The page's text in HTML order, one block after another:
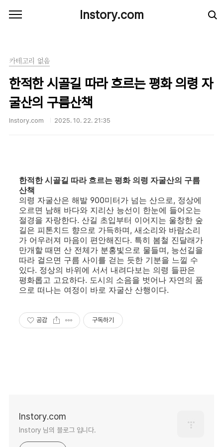
lnstory.com
카테고리 없음
한적한 시골길 따라 흐르는 평화 의령 자
굴산의 구름산책
lnstory.com 2025. 10. 22. 21:35
한적한 시골길 따라 흐르는 평화 의령 자굴산의 구름
산책
의령 자굴산은 해발 900미터가 넘는 산으로, 정상에
오르면 남해 바다와 지리산 능선이 한눈에 들어오는
절경을 자랑한다. 산길 초입부터 이어지는 울창한 숲
길은 피톤치드 향으로 가득하며, 새소리와 바람소리
가 어우러져 마음이 편안해진다. 특히 봄철 진달래가
만개할 때면 산 전체가 분홍빛으로 물들며, 능선길을
따라 걸으면 구름 사이를 걷는 듯한 기분을 느낄 수
있다. 정상의 바위에 서서 내려다보는 의령 들판은
평화롭고 고요하다. 도시의 소음을 벗어나 자연의 품
으로 떠나는 여정이 바로 자굴산 산행이다.
공감 구독하기
lnstory.com
lnstory 님의 블로그 입니다.